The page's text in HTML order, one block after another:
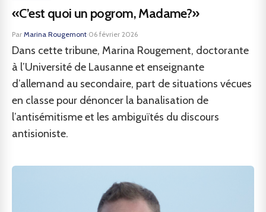
«C’est quoi un pogrom, Madame?»
Par Marina Rougemont·06 février 2026
Dans cette tribune, Marina Rougement, doctorante
à l’Université de Lausanne et enseignante
d’allemand au secondaire, part de situations vécues
en classe pour dénoncer la banalisation de
l’antisémitisme et les ambiguïtés du discours
antisioniste.